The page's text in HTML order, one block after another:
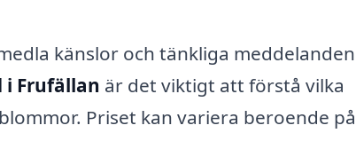
känslor och tänkliga meddelanden
i Frufällan är det viktigt att förstå vilka
Priset kan variera beroende på